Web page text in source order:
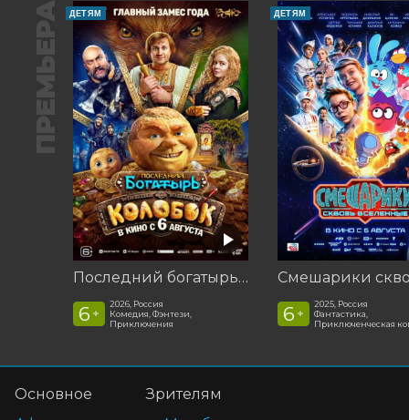
ПРЕМЬЕРА ДЕТЯМ
Последний богатырь. Колобок
6 +
2026, Россия
Комедия, Фэнтези,
Приключения
ДЕТЯМ
6 +
2025, Россия
Фантастика,
Приключенческая
Основное
Зрителям